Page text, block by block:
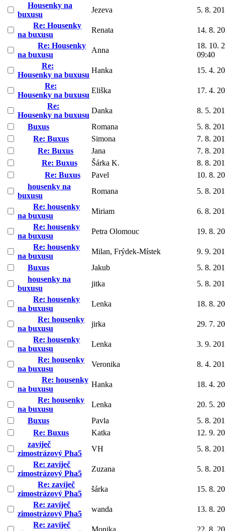
Housenky na
buxusu
Jezeva
5. 8.
Re: Housenky
na buxusu
Renata
14. 8.
Re: Housenky
na buxusu
Anna
18. 10.
09:40
Re:
Housenky na buxusu
Hanka
15. 4.
Re:
Housenky na buxusu
Eliška
17. 4.
Re:
Housenky na buxusu
Danka
8. 5.
Buxus
Romana
5. 8.
Re: Buxus
Simona
7. 8.
Re: Buxus
Jana
7. 8.
Re: Buxus
Šárka K.
8. 8.
Re: Buxus
Pavel
10. 8.
housenky na
buxusu
Romana
5. 8.
Re: housenky
na buxusu
Miriam
6. 8.
Re: housenky
na buxusu
Petra Olomouc
19. 8.
Re: housenky
na buxusu
Milan, Frýdek-Místek
9. 9.
Buxus
Jakub
5. 8.
housenky na
buxusu
jitka
5. 8.
Re: housenky
na buxusu
Lenka
18. 8.
Re: housenky
na buxusu
jirka
29. 7.
Re: housenky
na buxusu
Lenka
3. 9.
Re: housenky
na buxusu
Veronika
8. 4.
Re: housenky
na buxusu
Hanka
18. 4.
Re: housenky
na buxusu
Lenka
20. 5.
Buxus
Pavla
5. 8.
Re: Buxus
Katka
12. 9.
zavíječ
zimostrázový Pha5
VH
5. 8.
Re: zavíječ
zimostrázový Pha5
Zuzana
5. 8.
Re: zavíječ
zimostrázový Pha5
šárka
15. 8.
Re: zavíječ
zimostrázový Pha5
wanda
13. 8.
Re: zavíječ
Monika
22. 8.